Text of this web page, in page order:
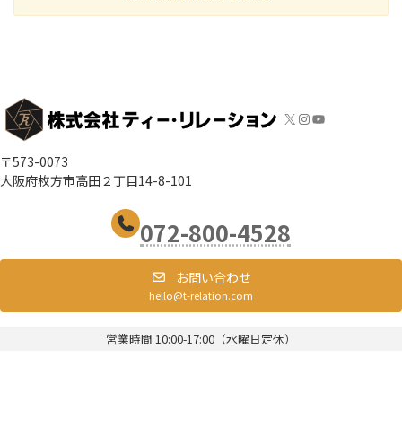
X Instagram
YouTube
〒573-0073
大阪府枚方市高田２丁目14-8-101
072-800-4528
お問い合わせ
hello@t-relation.com
営業時間 10:00-17:00（水曜日定休）